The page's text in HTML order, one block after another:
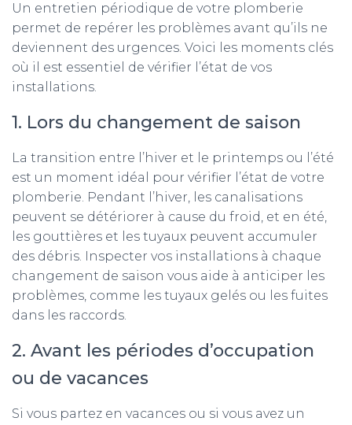
Un entretien périodique de votre plomberie
permet de repérer les problèmes avant qu’ils ne
deviennent des urgences. Voici les moments clés
où il est essentiel de vérifier l’état de vos
installations.
1. Lors du changement de saison
La transition entre l’hiver et le printemps ou l’été
est un moment idéal pour vérifier l’état de votre
plomberie. Pendant l’hiver, les canalisations
peuvent se détériorer à cause du froid, et en été,
les gouttières et les tuyaux peuvent accumuler
des débris. Inspecter vos installations à chaque
changement de saison vous aide à anticiper les
problèmes, comme les tuyaux gelés ou les fuites
dans les raccords.
2. Avant les périodes d’occupation
ou de vacances
Si vous partez en vacances ou si vous avez un